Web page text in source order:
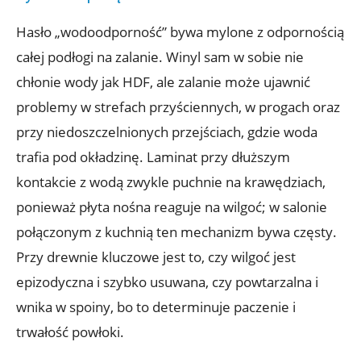
Hasło „wodoodporność” bywa mylone z odpornością
całej podłogi na zalanie. Winyl sam w sobie nie
chłonie wody jak HDF, ale zalanie może ujawnić
problemy w strefach przyściennych, w progach oraz
przy niedoszczelnionych przejściach, gdzie woda
trafia pod okładzinę. Laminat przy dłuższym
kontakcie z wodą zwykle puchnie na krawędziach,
ponieważ płyta nośna reaguje na wilgoć; w salonie
połączonym z kuchnią ten mechanizm bywa częsty.
Przy drewnie kluczowe jest to, czy wilgoć jest
epizodyczna i szybko usuwana, czy powtarzalna i
wnika w spoiny, bo to determinuje paczenie i
trwałość powłoki.